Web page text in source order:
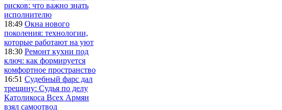
рисков: что важно знать
исполнителю
18:49 Окна нового
поколения: технологии,
которые работают на уют
18:30 Ремонт кухни под
ключ: как формируется
комфортное пространство
16:51 Судебный фарс дал
трещину: Судья по делу
Католикоса Всех Армян
взял самоотвод